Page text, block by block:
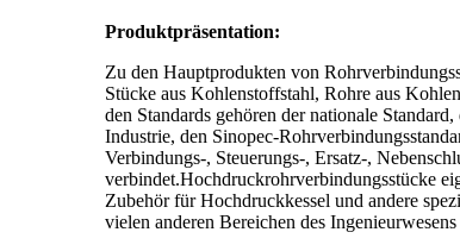
Produktpräsentation:
Zu den Hauptprodukten von
Stücke aus Kohlenstoffstahl, Rohre aus
den Standards gehören der nationale
Industrie, den Sinopec-
Verbindungs-, Steuerungs-, Ersatz-,
verbindet.Hochdruckrohrverbindungsstücke
Zubehör für Hochdruckkessel und andere
vielen anderen Bereichen des